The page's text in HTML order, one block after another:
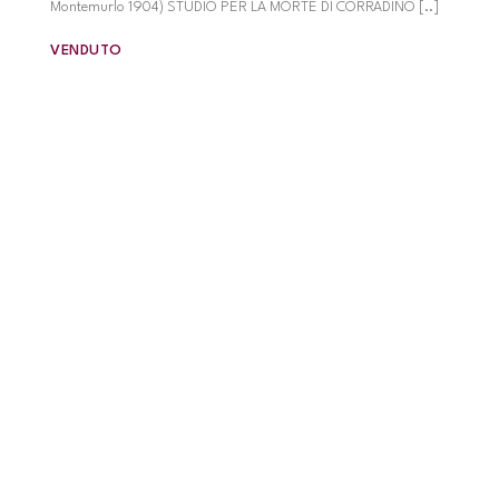
Montemurlo 1904) STUDIO PER LA MORTE DI CORRADINO [..]
VENDUTO